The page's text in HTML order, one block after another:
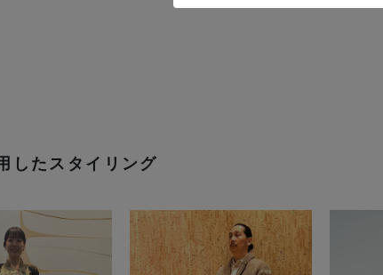
したスタイリング